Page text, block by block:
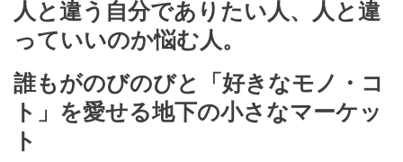
人と違う自分でありたい人、人と違
っていいのか悩む人。
誰もがのびのびと「好きなモノ・コ
ト」を愛せる地下の小さなマーケッ
ト